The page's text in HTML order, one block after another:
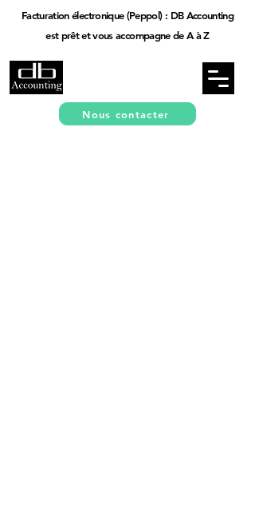
Nous contacter
Facturation électronique (Peppol) : DB Accounting
est prêt et vous accompagne de A à Z